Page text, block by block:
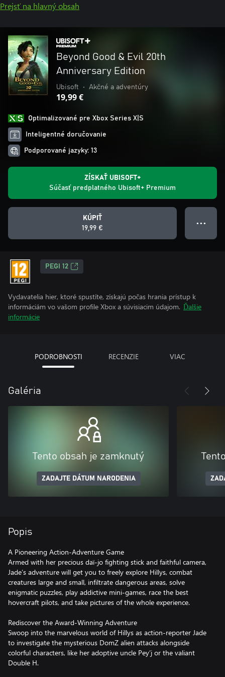
Prejsť na hlavný obsah
Beyond Good & Evil 20th
Anniversary Edition
Ubisoft • Akčné a adventúry
19,99 €
Optimalizované pre Xbox Series X|S
Inteligentné doručovanie
Podporované jazyky: 13
ZÍSKAŤ UBISOFT+
Súčasť predplatného Ubisoft+ Premium
KÚPIŤ
19,99 €
● ● ●
PEGI 12
Vydavatelia hier, ktoré spustíte, získajú počas hrania prístup k
informáciám vo vašom profile Xbox a súvisiacim údajom. Ďalšie
informácie
PODROBNOSTI RECENZIE VIAC
Galéria
Tento obsah je zamknutý
ZADAJTE DÁTUM NARODENIA
Popis
A Pioneering Action-Adventure Game
Armed with her precious daï-jo fighting stick and faithful camera,
Jade’s adventure will get you to freely explore Hillys, combat
creatures large and small, infiltrate dangerous areas, solve
enigmatic puzzles, play addictive mini-games, race the best
hovercraft pilots, and take pictures of the whole experience.
Rediscover the Award-Winning Adventure
Swoop into the marvelous world of Hillys as action-reporter Jade
to investigate the mysterious DomZ alien attacks alongside
colorful characters, like her adoptive uncle Pey’j or the valiant
Double H.